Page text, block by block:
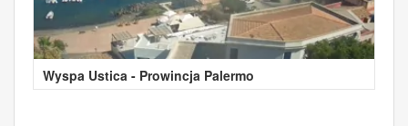
Wyspa Ustica - Prowincja Palermo